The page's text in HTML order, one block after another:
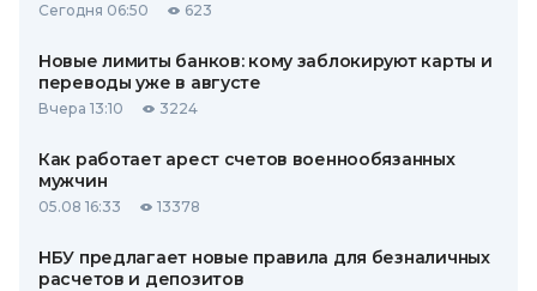
Сегодня 06:50 623
Новые лимиты банков: кому заблокируют карты и
переводы уже в августе
Вчера 13:10 3224
Как работает арест счетов военнообязанных
мужчин
05.08 16:33 13378
НБУ предлагает новые правила для безналичных
расчетов и депозитов